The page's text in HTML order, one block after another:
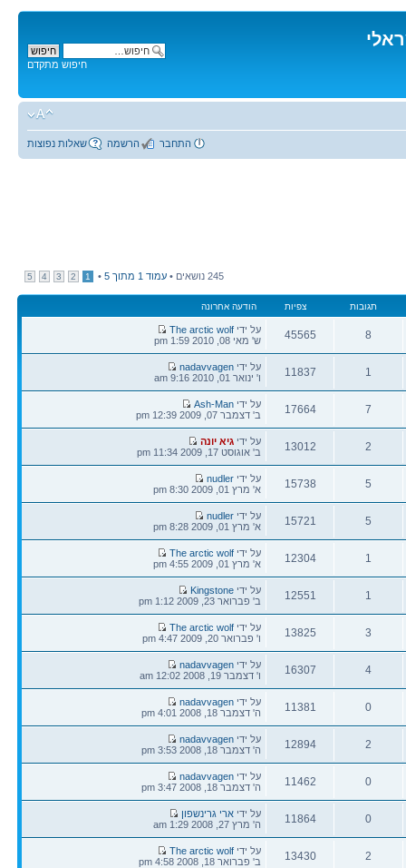
חיפוש מתקדם
שאלות נפוצות הרשמה התחבר
245 נושאים • עמוד 1 מתוך 5
•
1
2
3
4
5
תגובות צפיות הודעה אחרונה
8
תגובות
45565
צפיות
הודעה
אחרונה
על ידיThe arctic wolf
ש' מאי 08, 2010 1:59 pm
1
תגובות
11837
צפיות
הודעה
אחרונה
על ידיnadavvagen
ו' ינואר 01, 2010 9:16 am
7
תגובות
17664
צפיות
הודעה
אחרונה
על ידיAsh-Man
ב' דצמבר 07, 2009 12:39 pm
2
תגובות
13012
צפיות
הודעה
אחרונה
על ידיגיא יונה
ב' אוגוסט 17, 2009 11:34 pm
5
תגובות
15738
צפיות
הודעה
אחרונה
על ידיnudler
א' מרץ 01, 2009 8:30 pm
5
תגובות
15721
צפיות
הודעה
אחרונה
על ידיnudler
א' מרץ 01, 2009 8:28 pm
1
תגובות
12304
צפיות
הודעה
אחרונה
על ידיThe arctic wolf
א' מרץ 01, 2009 4:55 pm
1
תגובות
12551
צפיות
הודעה
אחרונה
על ידיKingstone
ב' פברואר 23, 2009 1:12 pm
3
תגובות
13825
צפיות
הודעה
אחרונה
על ידיThe arctic wolf
ו' פברואר 20, 2009 4:47 pm
4
תגובות
16307
צפיות
הודעה
אחרונה
על ידיnadavvagen
ו' דצמבר 19, 2008 12:02 am
0
תגובות
11381
צפיות
הודעה
אחרונה
על ידיnadavvagen
ה' דצמבר 18, 2008 4:01 pm
2
תגובות
12894
צפיות
הודעה
אחרונה
על ידיnadavvagen
ה' דצמבר 18, 2008 3:53 pm
0
תגובות
11462
צפיות
הודעה
אחרונה
על ידיnadavvagen
ה' דצמבר 18, 2008 3:47 pm
0
תגובות
11864
צפיות
הודעה
אחרונה
על ידיארי גרינשפון
ה' מרץ 27, 2008 1:29 am
2
13430
הודעה
אחרונה
על ידיThe arctic wolf
ב' פברואר 18, 2008 4:58 pm